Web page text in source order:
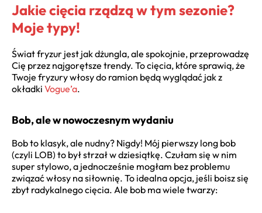
Jakie cięcia rządzą w tym sezonie?
Moje typy!
Świat fryzur jest jak dżungla, ale spokojnie, przeprowadzę
Cię przez najgorętsze trendy. To cięcia, które sprawią, że
Twoje fryzury włosy do ramion będą wyglądać jak z
okładki Vogue’a.
Bob, ale w nowoczesnym wydaniu
Bob to klasyk, ale nudny? Nigdy! Mój pierwszy long bob
(czyli LOB) to był strzał w dziesiątkę. Czułam się w nim
super stylowo, a jednocześnie mogłam bez problemu
związać włosy na siłownię. To idealna opcja, jeśli boisz się
zbyt radykalnego cięcia. Ale bob ma wiele twarzy: